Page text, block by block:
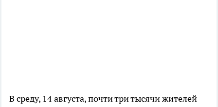
В среду, 14 августа, почти три тысячи жителей